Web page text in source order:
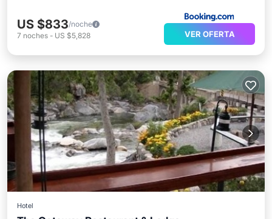
US $833/noche
7 noches - US $5,828 VER OFERTA
Hotel